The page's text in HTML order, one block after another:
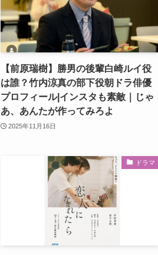
【前原瑞樹】勝男の後輩白崎ルイ役
は誰？竹内涼真の部下役朝ドラ俳優
プロフィール|インスタも素敵｜じゃ
あ、あんたが作ってみろよ
2025年11月16日
ドラマ